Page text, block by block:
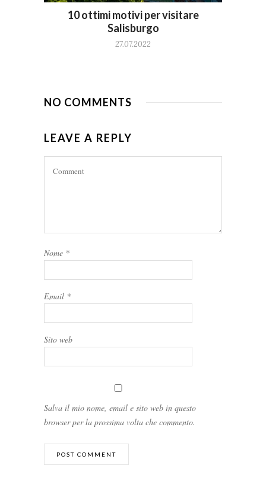
10 ottimi motivi per visitare
Salisburgo
27.07.2022
NO COMMENTS
LEAVE A REPLY
Nome *
Email *
Sito web
Salva il mio nome, email e sito web in questo
browser per la prossima volta che commento.